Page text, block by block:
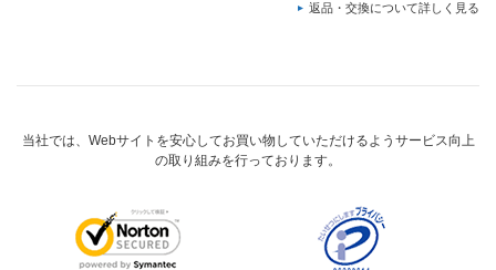
返品・交換について詳しく見る
当社では、Webサイトを安心してお買い物していただけるようサービス向上
の取り組みを行っております。